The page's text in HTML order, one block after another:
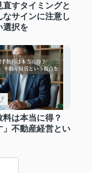
すタイミングと
サインに注意し
選択を
は本当に得？
」不動産経営とい